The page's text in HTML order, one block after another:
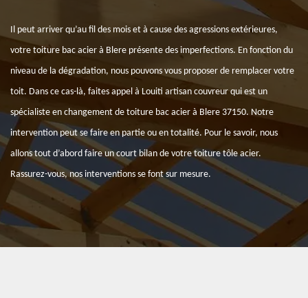
Il peut arriver qu’au fil des mois et à cause des agressions extérieures,
votre toiture bac acier à Blere présente des imperfections. En fonction du
niveau de la dégradation, nous pouvons vous proposer de remplacer votre
toit. Dans ce cas-là, faites appel à Louiti artisan couvreur qui est un
spécialiste en changement de toiture bac acier à Blere 37150. Notre
intervention peut se faire en partie ou en totalité. Pour le savoir, nous
allons tout d’abord faire un court bilan de votre toiture tôle acier.
Rassurez-vous, nos interventions se font sur mesure.